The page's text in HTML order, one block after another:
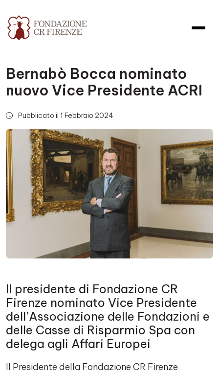
Bernabò Bocca nominato
nuovo Vice Presidente ACRI
Pubblicato il 1 Febbraio 2024
Il presidente di Fondazione CR
Firenze nominato Vice Presidente
dell’Associazione delle Fondazioni e
delle Casse di Risparmio Spa con
delega agli Affari Europei
Il Presidente della Fondazione CR Firenze